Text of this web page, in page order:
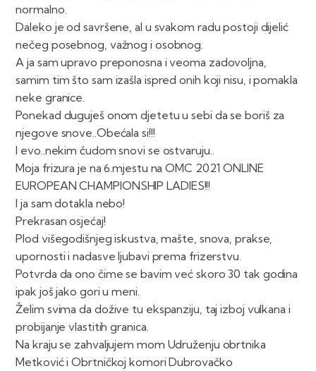
normalno.
Daleko je od savršene, al u svakom radu postoji dijelić
nečeg posebnog, važnog i osobnog.
A ja sam upravo preponosna i veoma zadovoljna,
samim tim što sam izašla ispred onih koji nisu, i pomakla
neke granice.
Ponekad duguješ onom djetetu u sebi da se boriš za
njegove snove..Obećala si!!!
I evo..nekim čudom snovi se ostvaruju..
Moja frizura je na 6.mjestu na OMC 2021 ONLINE
EUROPEAN CHAMPIONSHIP LADIES!!!
I ja sam dotakla nebo!
Prekrasan osjećaj!
Plod višegodišnjeg iskustva, mašte, snova, prakse,
upornosti i nadasve ljubavi prema frizerstvu.
Potvrda da ono čime se bavim već skoro 30 tak godina
ipak još jako gori u meni.
Želim svima da dožive tu ekspanziju, taj izboj vulkana i
probijanje vlastitih granica.
Na kraju se zahvaljujem mom Udruženju obrtnika
Metković i Obrtničkoj komori Dubrovačko